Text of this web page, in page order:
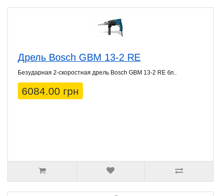
Дрель Bosch GBM 13-2 RE
Безударная 2-скоростная дрель Bosch GBM 13-2 RE бл..
6084.00 грн